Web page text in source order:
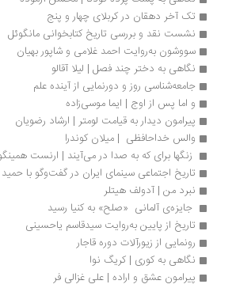
تک آخر دهقان در کربلای چهار و پنج
نشست نقد و بررسی تاریخ کتابخوانی مانگوئل
سووشون به‌روایت احمد غلامی و شاپور بهیان
نگاهی به دختر چند فصل | لیلا آقالو
جامعه‌شناسی روز و دورنمایی از آینده علم
و اما پس از اوج | ایما موسی‌زاده
پیرامون دیدار به قیامت لومتر | ارشاد رضویان
والس خداحافظی  | میلان کوندرا
زنگها برای که به صدا در می‌آیند | ارنست همینگوی
تاریخ اجتماعی سینمای ایران در گفت‌وگو با حمید نفیسی
نبرد من | آدولف هیتلر
جایزه‌ی آلمانی  «صلح» به کنیا رسید
تاریخ از پایین به‌روایت سیدقاسم یاحسینی
رونمایی از زیورآلات دوره قاجار
نگاهی به کوری | کریگ نوا
پیرامون عشق و اراده | علی غزالی فر